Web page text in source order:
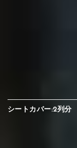
シートカバー:2列分